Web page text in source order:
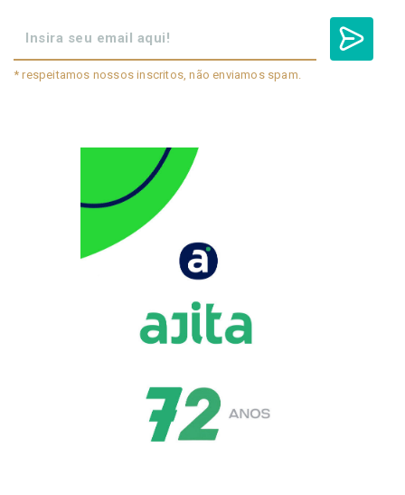
* respeitamos nossos inscritos, não enviamos spam.